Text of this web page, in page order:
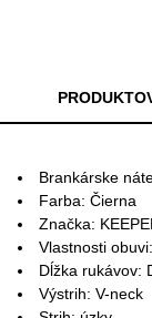
Brankárske
Farba: Čierna
Značka:
Vlastnosti
Dĺžka rukávov:
Výstrih: V-neck